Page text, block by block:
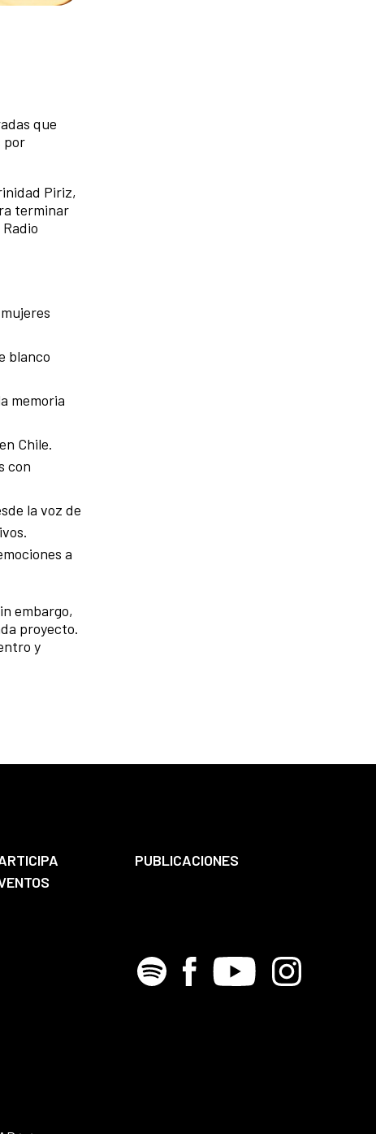
que
por
Piriz,
terminar
blanco
memoria
Chile.
con
la voz de
a
embargo,
proyecto.
y
PUBLICACIONES
Spotify Facebook
Youtube Instagram